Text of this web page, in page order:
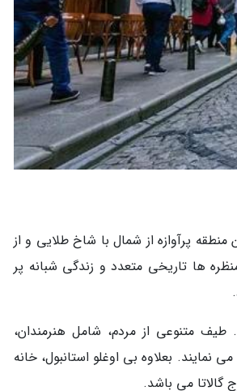
این منطقه پرآوازه از شمال با شاخ طلایی و از
ها تاریخی متعدد و زندگی شبانه پر
متنوعی از مردم، شامل هنرمندان،
بعلاوه بی اوغلو استانبول، خانه
گالاتا می باشد.